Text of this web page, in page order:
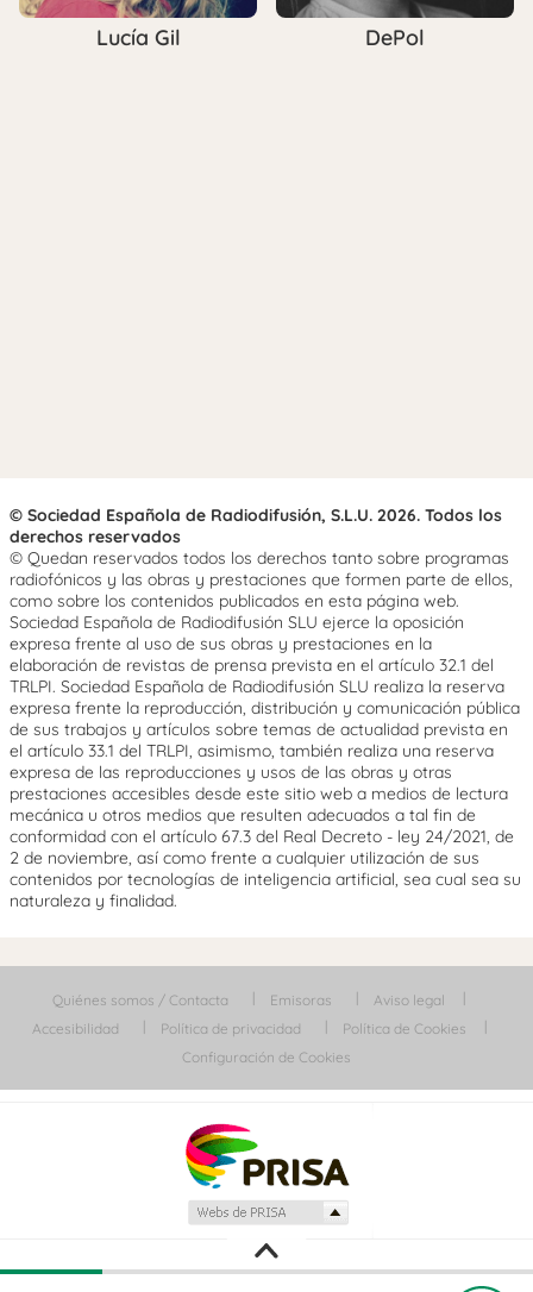
Lucía Gil DePol
© Sociedad Española de Radiodifusión, S.L.U. 2026. Todos los
derechos reservados
© Quedan reservados todos los derechos tanto sobre programas
radiofónicos y las obras y prestaciones que formen parte de ellos,
como sobre los contenidos publicados en esta página web.
Sociedad Española de Radiodifusión SLU ejerce la oposición
expresa frente al uso de sus obras y prestaciones en la
elaboración de revistas de prensa prevista en el artículo 32.1 del
TRLPI. Sociedad Española de Radiodifusión SLU realiza la reserva
expresa frente la reproducción, distribución y comunicación pública
de sus trabajos y artículos sobre temas de actualidad prevista en
el artículo 33.1 del TRLPI, asimismo, también realiza una reserva
expresa de las reproducciones y usos de las obras y otras
prestaciones accesibles desde este sitio web a medios de lectura
mecánica u otros medios que resulten adecuados a tal fin de
conformidad con el artículo 67.3 del Real Decreto - ley 24/2021, de
2 de noviembre, así como frente a cualquier utilización de sus
contenidos por tecnologías de inteligencia artificial, sea cual sea su
naturaleza y finalidad.
Quiénes somos / Contacta Emisoras
Aviso legal
Accesibilidad
Política de privacidad
Política de Cookies
Configuración de Cookies